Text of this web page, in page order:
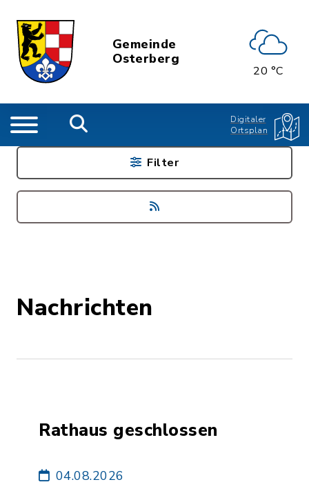
Gemeinde
Osterberg
20 °C
Digitaler
Ortsplan
Nachrichten
Rathaus geschlossen
04.08.2026
Filter